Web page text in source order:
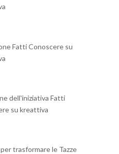
Fatti Conoscere su
dell'iniziativa Fatti
su kreattiva
trasformare le Tazze